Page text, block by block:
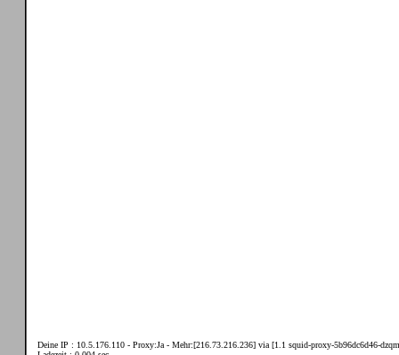
Deine IP : 10.5.176.110 - Proxy:Ja - Mehr:[216.73.216.236] via [1.1 squid-proxy-5b96dc6d46-